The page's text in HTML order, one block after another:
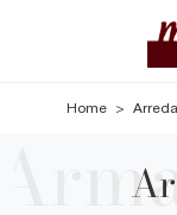
Home >